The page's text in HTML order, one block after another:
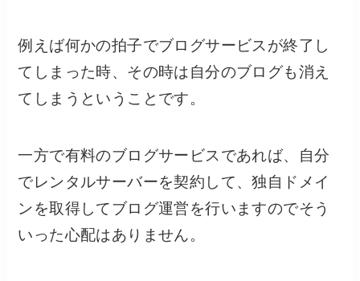
例えば何かの拍子でブログサービスが終了し
てしまった時、その時は自分のブログも消え
てしまうということです。
一方で有料のブログサービスであれば、自分
でレンタルサーバーを契約して、独自ドメイ
ンを取得してブログ運営を行いますのでそう
いった心配はありません。